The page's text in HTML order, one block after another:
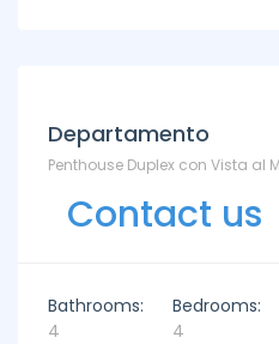
Departamento
Penthouse Duplex con Vista al
Contact us
Bathrooms:
4
Bedrooms:
4